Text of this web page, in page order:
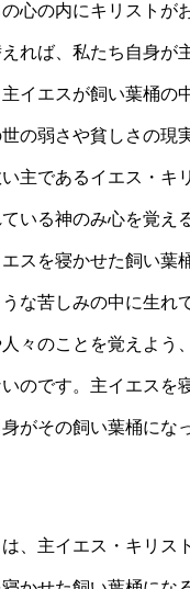
心の内にキリストが
れば、私たち自身が
イエスが飼い葉桶
の弱さや貧しさの現
主であるイエス・キ
いる神のみ心を覚
スを寝かせた飼い葉
な苦しみの中に生れ
々のことを覚えよう
のです。主イエスを
がその飼い葉桶にな
、主イエス・キリス